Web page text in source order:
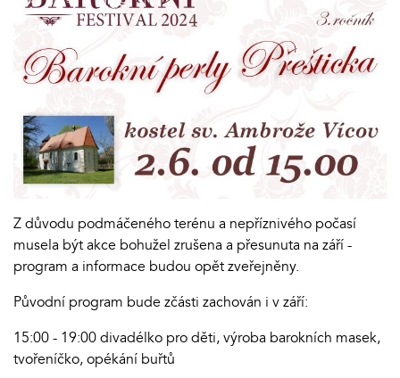
Z důvodu podmáčeného terénu a nepříznivého počasí
musela být akce bohužel zrušena a přesunuta na září -
program a informace budou opět zveřejněny.
Původní program bude zčásti zachován i v září:
15:00 - 19:00 divadélko pro děti, výroba barokních masek,
tvořeníčko, opékání buřtů